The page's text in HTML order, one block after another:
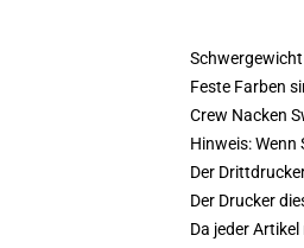
Feste Farben
Crew Nacken
Hinweis:
Der
Der Drucker
Da jeder